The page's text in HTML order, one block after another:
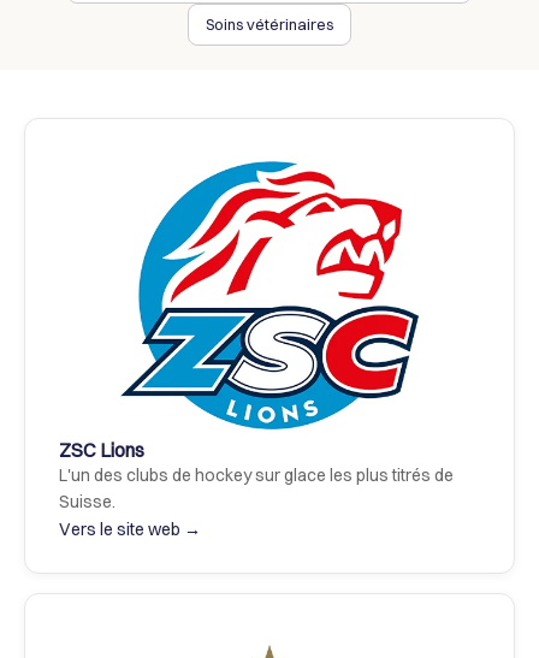
Soins vétérinaires
ZSC Lions
L'un des clubs de hockey sur glace les plus titrés de
Suisse.
Vers le site web →